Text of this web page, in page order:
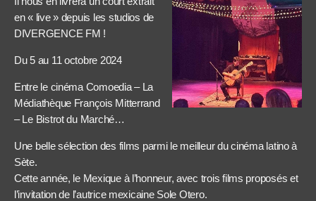
en « live » depuis les studios de
DIVERGENCE FM !
Du 5 au 11 octobre 2024
Entre le cinéma Comoedia – La
Médiathèque François Mitterrand
– Le Bistrot du Marché…
Une belle sélection des films parmi le meilleur du cinéma latino à
Sète.
Cette année, le Mexique à l’honneur, avec trois films proposés et
l’invitation de l’autrice mexicaine Sole Otero.